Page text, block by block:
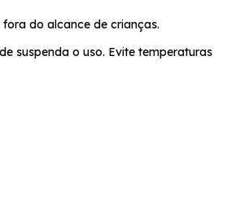
do alcance de crianças.
suspenda o uso. Evite temperaturas